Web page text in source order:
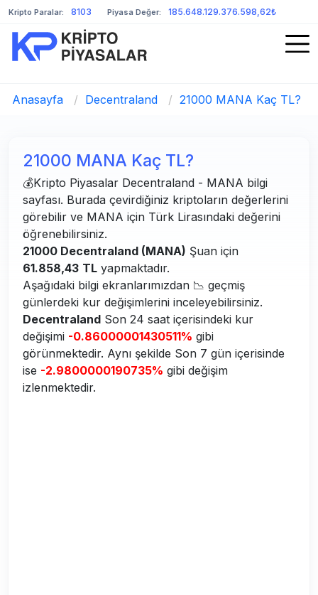
Kripto Paralar: 8103 Piyasa Değer: 185.648.129.376.598,62₺
Anasayfa / Decentraland / 21000 MANA Kaç TL?
21000 MANA Kaç TL?
💰Kripto Piyasalar Decentraland - MANA bilgi
sayfası. Burada çevirdiğiniz kriptoların değerlerini
görebilir ve MANA için Türk Lirasındaki değerini
öğrenebilirsiniz.
21000 Decentraland (MANA) Şuan için
61.858,43 TL yapmaktadır.
Aşağıdaki bilgi ekranlarımızdan 📉 geçmiş
günlerdeki kur değişimlerini inceleyebilirsiniz.
Decentraland Son 24 saat içerisindeki kur
değişimi -0.86000001430511% gibi
görünmektedir. Aynı şekilde Son 7 gün içerisinde
ise -2.9800000190735% gibi değişim
izlenmektedir.